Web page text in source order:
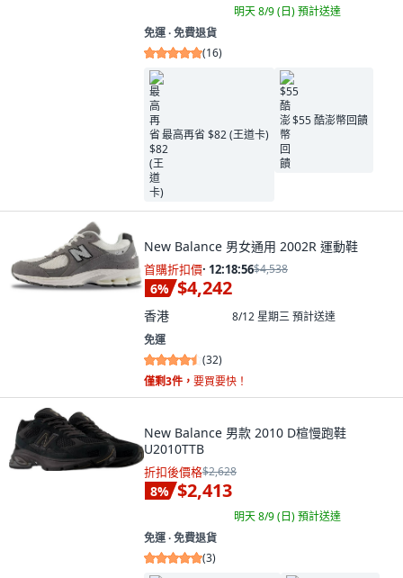
明天 8/9 (日)預計送達
免運 ∙ 免費退貨
(16)
最高再省 $82 (王道卡)
$55 酷澎幣回饋
New Balance 男女通用 2002R 運動鞋
首購折扣價· 12:18:55$4,538
6% $4,242
香港 8/12 星期三預計送達
免運
(32)
僅剩3件， 要買要快！
New Balance 男款 2010 D楦慢跑鞋
U2010TTB
折扣後價格$2,628
8% $2,413
明天 8/9 (日)預計送達
免運 ∙ 免費退貨
(3)